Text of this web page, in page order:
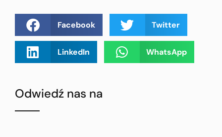
Facebook Twitter
LinkedIn WhatsApp
Odwiedź nas na